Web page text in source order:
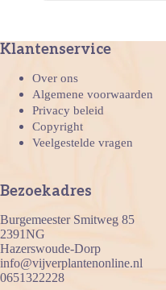
Klantenservice
Over ons
Algemene voorwaarden
Privacy beleid
Copyright
Veelgestelde vragen
Bezoekadres
Burgemeester Smitweg 85
2391NG
Hazerswoude-Dorp
info@vijverplantenonline.nl
0651322228